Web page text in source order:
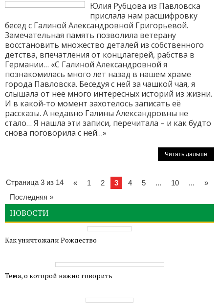
Юлия Рубцова из Павловска
прислала нам расшифровку
бесед с Галиной Александровной Григорьевой.
Замечательная память позволила ветерану
восстановить множество деталей из собственного
детства, впечатления от концлагерей, рабства в
Германии… «С Галиной Александровной я
познакомилась много лет назад в нашем храме
города Павловска. Беседуя с ней за чашкой чая, я
слышала от неё много интересных историй из жизни.
И в какой-то момент захотелось записать её
рассказы. А недавно Галины Александровны не
стало… Я нашла эти записи, перечитала – и как будто
снова поговорила с ней…»
Читать дальше
Страница 3 из 14 « 1 2 3 4 5 ... 10 ...
»
Последняя »
НОВОСТИ
Как уничтожали Рождество
Тема, о которой важно говорить